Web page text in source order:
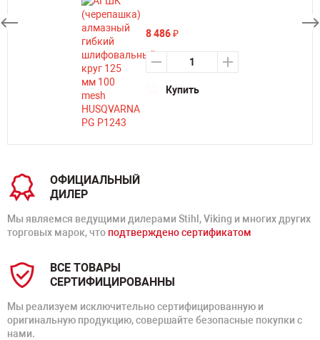
8 486₽
Купить
ОФИЦИАЛЬНЫЙ
ДИЛЕР
Мы являемся ведущими дилерами Stihl, Viking и многих других
торговых марок, что подтверждено сертификатом
ВСЕ ТОВАРЫ
СЕРТИФИЦИРОВАННЫ
Мы реализуем исключительно сертифицированную и
оригинальную продукцию, совершайте безопасные покупки с
нами.